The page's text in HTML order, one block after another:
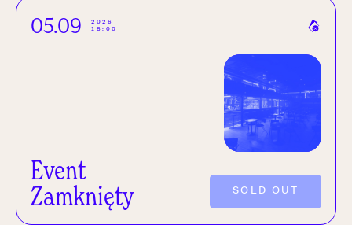
05.09
2026
18:00
Event
Zamknięty
SOLD OUT